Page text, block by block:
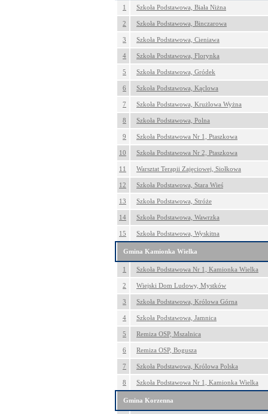
1 Szkoła Podstawowa, Biała Niżna
2 Szkoła Podstawowa, Binczarowa
3 Szkoła Podstawowa, Cieniawa
4 Szkoła Podstawowa, Florynka
5 Szkoła Podstawowa, Gródek
6 Szkoła Podstawowa, Kąclowa
7 Szkoła Podstawowa, Krużlowa Wyżna
8 Szkoła Podstawowa, Polna
9 Szkoła Podstawowa Nr 1, Ptaszkowa
10 Szkoła Podstawowa Nr 2, Ptaszkowa
11 Warsztat Terapii Zajęciowej, Siołkowa
12 Szkoła Podstawowa, Stara Wieś
13 Szkoła Podstawowa, Stróże
14 Szkoła Podstawowa, Wawrzka
15 Szkoła Podstawowa, Wyskitna
Gmina Kamionka Wielka
1 Szkoła Podstawowa Nr 1, Kamionka Wielka
2 Wiejski Dom Ludowy, Mystków
3 Szkoła Podstawowa, Królowa Górna
4 Szkoła Podstawowa, Jamnica
5 Remiza OSP, Mszalnica
6 Remiza OSP, Bogusza
7 Szkoła Podstawowa, Królowa Polska
8 Szkoła Podstawowa Nr 1, Kamionka Wielka
Gmina Korzenna